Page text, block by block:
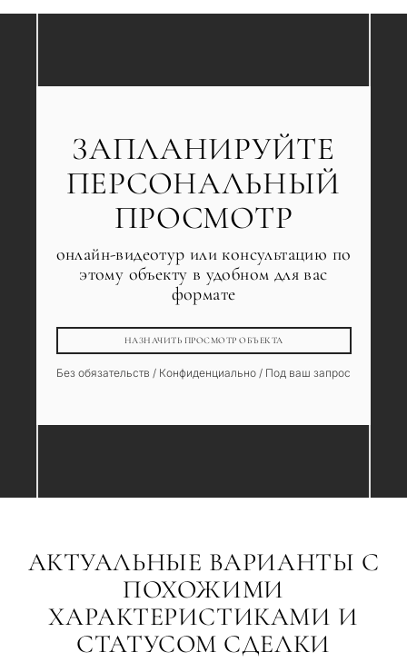
ЗАПЛАНИРУЙТЕ
ПЕРСОНАЛЬНЫЙ
ПРОСМОТР
онлайн-видеотур или консультацию по
этому объекту в удобном для вас
формате
НАЗНАЧИТЬ ПРОСМОТР ОБЪЕКТА
Без обязательств / Конфиденциально / Под ваш запрос
АКТУАЛЬНЫЕ ВАРИАНТЫ С
ПОХОЖИМИ
ХАРАКТЕРИСТИКАМИ И
СТАТУСОМ СДЕЛКИ